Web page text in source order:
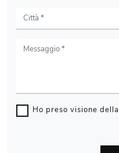
Ho preso visione della